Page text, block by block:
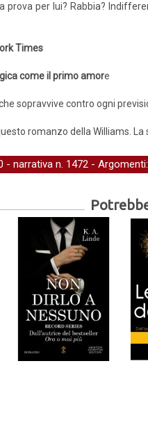
prova per lui? Rabbia?
Times
come il primo amore
sopravvive contro ogni
romanzo della Williams.
- narrativa n. 1472 -